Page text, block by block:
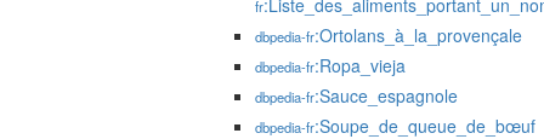
fr
dbpedia-fr:Ortolans_à_la_provençale
dbpedia-fr:Ropa_vieja
dbpedia-fr:Sauce_espagnole
dbpedia-fr:Soupe_de_queue_de_bœuf